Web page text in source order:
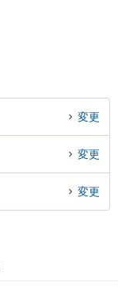
変更
変更
変更